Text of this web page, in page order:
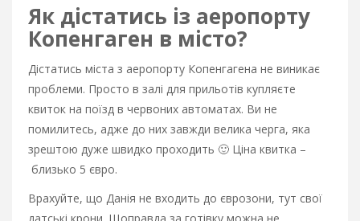
Як дістатись із аеропорту
Копенгаген в місто?
Дістатись міста з аеропорту Копенгагена не виникає
проблеми. Просто в залі для прильотів купляєте
квиток на поїзд в червоних автоматах. Ви не
помилитесь, адже до них завжди велика черга, яка
зрештою дуже швидко проходить 🙂 Ціна квитка –
близько 5 євро.
Врахуйте, що Данія не входить до єврозони, тут свої